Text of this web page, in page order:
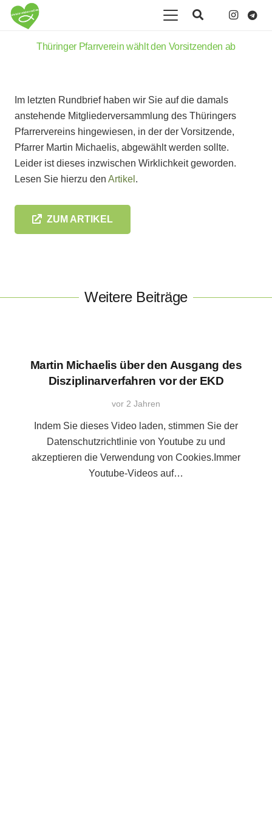
Thüringer Pfarrverein wählt den Vorsitzenden ab
Im letzten Rundbrief haben wir Sie auf die damals
anstehende Mitgliederversammlung des Thüringers
Pfarrervereins hingewiesen, in der der Vorsitzende,
Pfarrer Martin Michaelis, abgewählt werden sollte.
Leider ist dieses inzwischen Wirklichkeit geworden.
Lesen Sie hierzu den Artikel .
ZUM ARTIKEL
Weitere Beiträge
Martin Michaelis über den Ausgang des
Disziplinarverfahren vor der EKD
vor 2 Jahren
Indem Sie dieses Video laden, stimmen Sie der
Datenschutzrichtlinie von Youtube zu und
akzeptieren die Verwendung von Cookies.Immer
Youtube-Videos auf…